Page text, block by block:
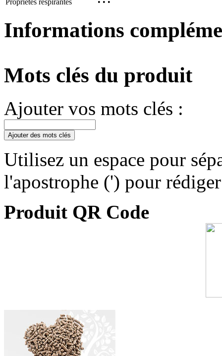
Propriétés respirantes
• • •
Informations
Mots clés du produit
Ajouter vos mots clés :
Ajouter des mots clés
Utilisez un espace pour
l'apostrophe (') pour
Produit QR Code